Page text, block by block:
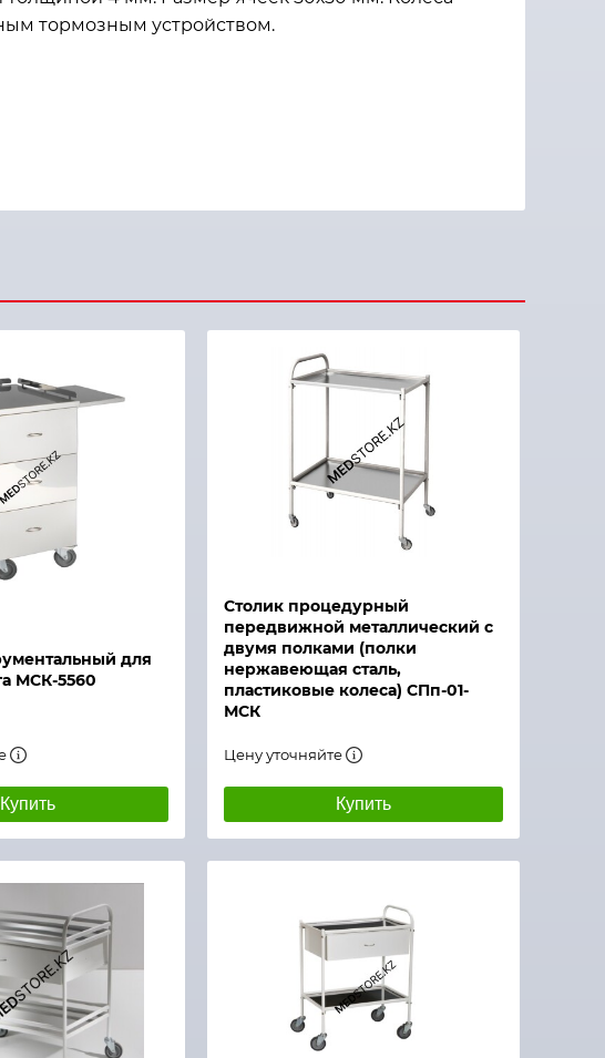
тормозным устройством.
для
МСК-5560
Купить
Столик процедурный
передвижной металлический с
двумя полками (полки
нержавеющая сталь,
пластиковые колеса) СПп-01-
МСК
Цену уточняйте
Купить